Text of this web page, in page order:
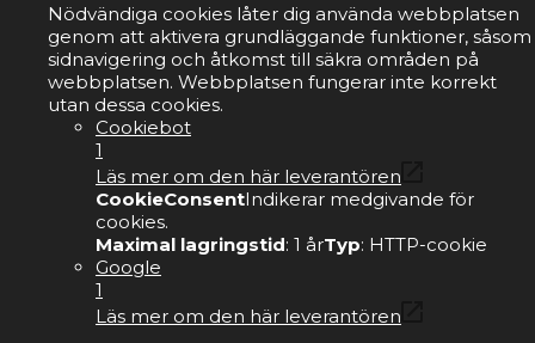
Nödvändiga cookies låter dig använda webbplatsen
genom att aktivera grundläggande funktioner, såsom
sidnavigering och åtkomst till säkra områden på
webbplatsen. Webbplatsen fungerar inte korrekt
utan dessa cookies.
Cookiebot
1
Läs mer om den här leverantören
CookieConsentIndikerar medgivande för
cookies.
Maximal lagringstid: 1 årTyp: HTTP-cookie
Google
1
Läs mer om den här leverantören